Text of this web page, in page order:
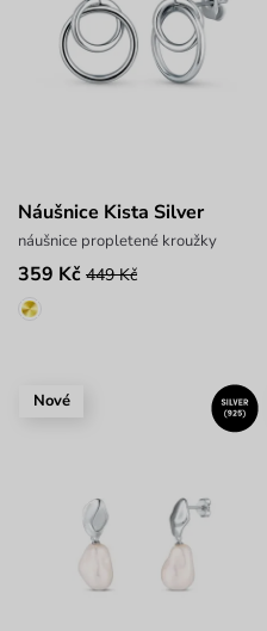
Náušnice Kista Silver
náušnice propletené kroužky
359 Kč 449 Kč
Nové